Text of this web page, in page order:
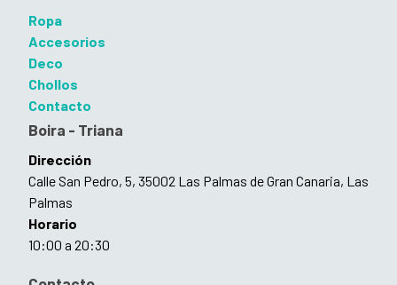
Ropa
Accesorios
Deco
Chollos
Contacto
Boira - Triana
Dirección
Calle San Pedro, 5, 35002 Las Palmas de Gran Canaria, Las
Palmas
Horario
10:00 a 20:30